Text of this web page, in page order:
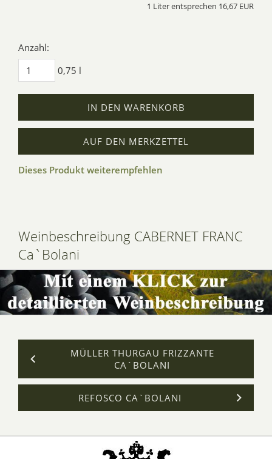
1 Liter entsprechen 16,67 EUR
Anzahl:
0,75 l
IN DEN WARENKORB
AUF DEN MERKZETTEL
Dieses Produkt weiterempfehlen
Weinbeschreibung CABERNET FRANC
Ca`Bolani
MÜLLER THURGAU FRIZZANTE
CA`BOLANI
REFOSCO CA`BOLANI